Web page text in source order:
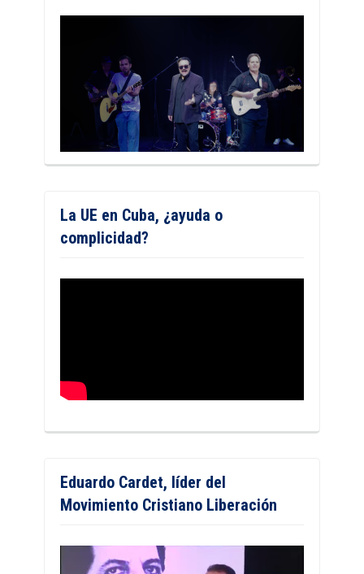
La UE en Cuba, ¿ayuda o
complicidad?
Eduardo Cardet, líder del
Movimiento Cristiano Liberación